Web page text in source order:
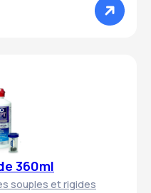
360ml
souples et rigides